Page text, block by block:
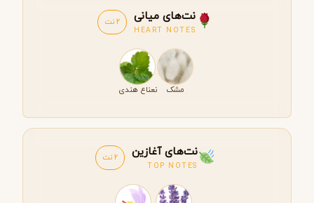
نت‌های میانی
HEART NOTES
2 نت
مشک نعناع هندی
نت‌های آغازین
TOP NOTES
2 نت